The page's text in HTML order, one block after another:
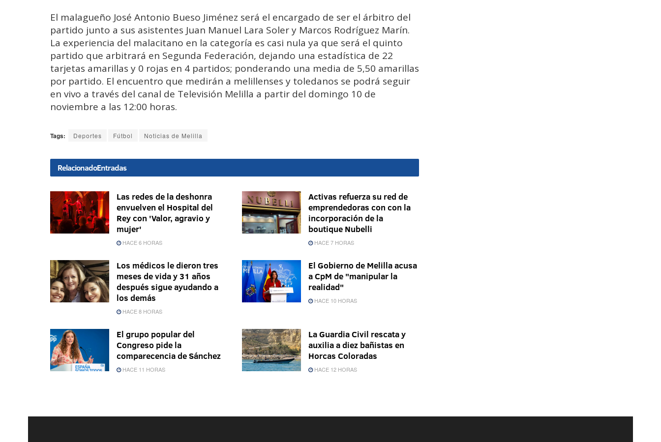
El malagueño José Antonio Bueso Jiménez será el encargado de ser el árbitro del
partido junto a sus asistentes Juan Manuel Lara Soler y Marcos Rodríguez Marín.
La experiencia del malacitano en la categoría es casi nula ya que será el quinto
partido que arbitrará en Segunda Federación, dejando una estadística de 22
tarjetas amarillas y 0 rojas en 4 partidos; ponderando una media de 5,50 amarillas
por partido. El encuentro que medirán a melillenses y toledanos se podrá seguir
en vivo a través del canal de Televisión Melilla a partir del domingo 10 de
noviembre a las 12:00 horas.
Tags: Deportes Fútbol Noticias de Melilla
RelacionadoEntradas
Las redes de la deshonra
envuelven el Hospital del
Rey con 'Valor, agravio y
mujer'
HACE 6 HORAS
Activas refuerza su red de
emprendedoras con con la
incorporación de la
boutique Nubelli
HACE 7 HORAS
Los médicos le dieron tres
meses de vida y 31 años
después sigue ayudando a
los demás
HACE 8 HORAS
El Gobierno de Melilla acusa
a CpM de "manipular la
realidad"
HACE 10 HORAS
El grupo popular del
Congreso pide la
comparecencia de Sánchez
HACE 11 HORAS
La Guardia Civil rescata y
auxilia a diez bañistas en
Horcas Coloradas
HACE 12 HORAS